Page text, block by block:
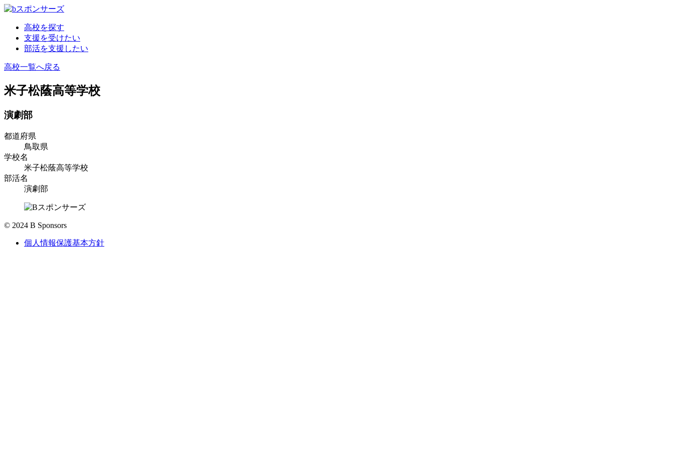
高校を探す
支援を受けたい
部活を支援したい
高校一覧へ戻る
米子松蔭高等学校
演劇部
都道府県
鳥取県
学校名
米子松蔭高等学校
部活名
演劇部
© 2024 B Sponsors
個人情報保護基本方針